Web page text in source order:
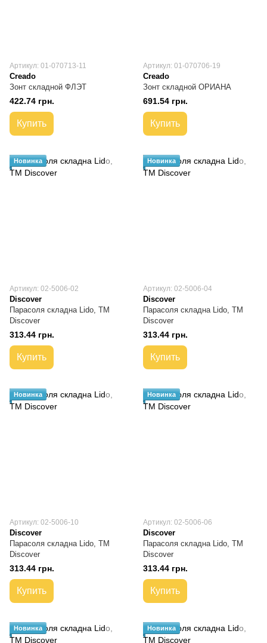
Артикул: 01-070713-11
Creado
Зонт складной ФЛЭТ
422.74 грн.
Купить
Артикул: 01-070706-19
Creado
Зонт складной ОРИАНА
691.54 грн.
Купить
Новинка
Артикул: 02-5006-02
Discover
Парасоля складна Lido, TM
Discover
313.44 грн.
Купить
Новинка
Артикул: 02-5006-04
Discover
Парасоля складна Lido, TM
Discover
313.44 грн.
Купить
Новинка
Артикул: 02-5006-10
Discover
Парасоля складна Lido, TM
Discover
313.44 грн.
Купить
Новинка
Артикул: 02-5006-06
Discover
Парасоля складна Lido, TM
Discover
313.44 грн.
Купить
Новинка Новинка